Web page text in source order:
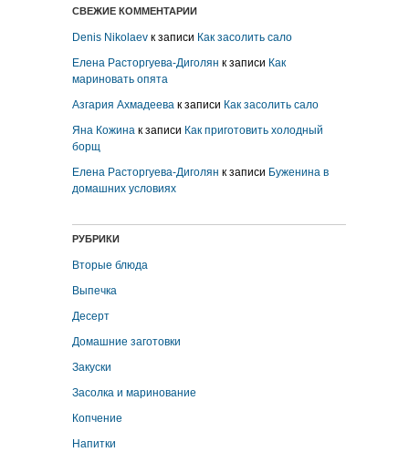
СВЕЖИЕ КОММЕНТАРИИ
Denis Nikolaev к записи Как засолить сало
Елена Расторгуева-Диголян к записи Как
мариновать опята
Азгария Ахмадеева к записи Как засолить сало
Яна Кожина к записи Как приготовить холодный
борщ
Елена Расторгуева-Диголян к записи Буженина в
домашних условиях
РУБРИКИ
Вторые блюда
Выпечка
Десерт
Домашние заготовки
Закуски
Засолка и маринование
Копчение
Напитки